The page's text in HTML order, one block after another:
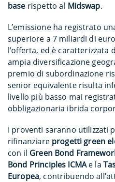
base rispetto al Midswap.
L’emissione ha registrato
superiore a 7 miliardi di
l’offerta, ed è caratterizzata
ampia diversificazione
premio di subordinazione
senior equivalente risulta
livello più basso mai
obbligazionaria ibrida
I proventi saranno utilizzati
rifinanziare progetti green
con il Green Bond
Bond Principles ICMAe la
Europea, contribuendo